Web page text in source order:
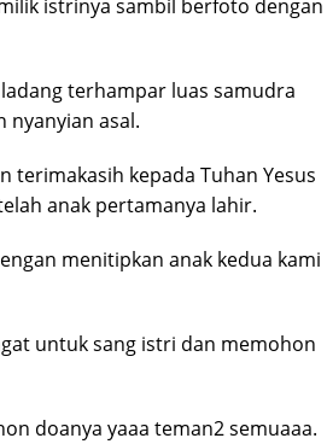
istrinya sambil berfoto dengan
terhampar luas samudra
nyanyian asal.
terimakasih kepada Tuhan Yesus
anak pertamanya lahir.
menitipkan anak kedua kami
untuk sang istri dan memohon
doanya yaaa teman2 semuaaa.